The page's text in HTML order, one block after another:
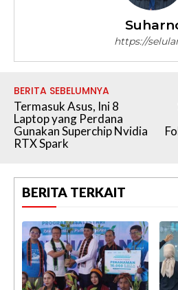
https://
BERITA SEBELUMNYA
Termasuk Asus, Ini 8
Laptop yang Perdana
Gunakan Superchip Nvidia
RTX Spark
BERITA TERKAIT